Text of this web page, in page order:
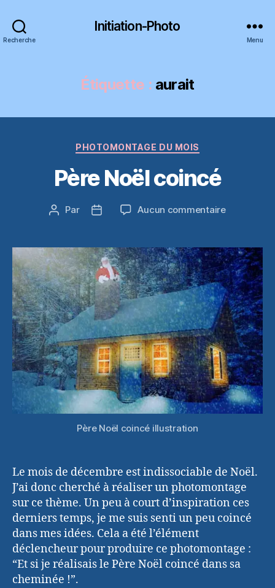
Recherche
Initiation-Photo
Menu
Étiquette : aurait
Catégories
PHOTOMONTAGE DU MOIS
Père Noël coincé
Auteur
Par
Date
Aucun commentairesur
coincé
Père Noël coincé illustration
Le mois de décembre est indissociable de Noël.
J’ai donc cherché à réaliser un photomontage
sur ce thème. Un peu à court d’inspiration ces
derniers temps, je me suis senti un peu coincé
dans mes idées. Cela a été l’élément
déclencheur pour produire ce photomontage :
“Et si je réalisais le Père Noël coincé dans sa
cheminée !”.